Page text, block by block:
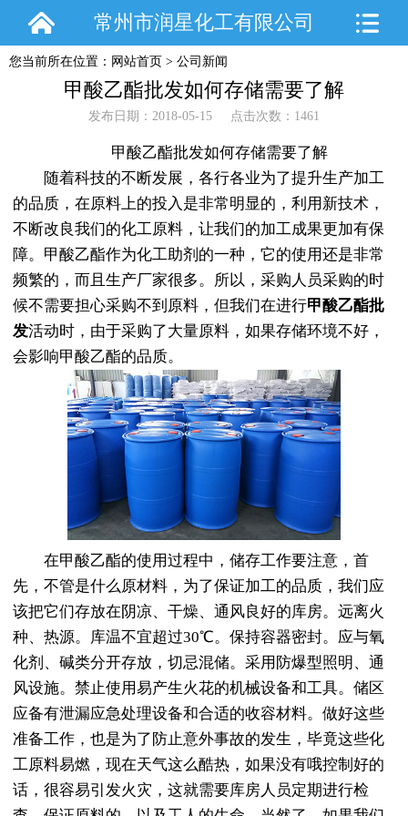
常州市润星化工有限公司
您当前所在位置： 网站首页 > 公司新闻
甲酸乙酯批发如何存储需要了解
发布日期：2018-05-15 点击次数：1461
甲酸乙酯批发如何存储需要了解
随着科技的不断发展，各行各业为了提升生产加工
的品质，在原料上的投入是非常明显的，利用新技术，
不断改良我们的化工原料，让我们的加工成果更加有保
障。甲酸乙酯作为化工助剂的一种，它的使用还是非常
频繁的，而且生产厂家很多。所以，采购人员采购的时
候不需要担心采购不到原料，但我们在进行甲酸乙酯批
发活动时，由于采购了大量原料，如果存储环境不好，
会影响甲酸乙酯的品质。
在甲酸乙酯的使用过程中，储存工作要注意，首
先，不管是什么原材料，为了保证加工的品质，我们应
该把它们存放在阴凉、干燥、通风良好的库房。远离火
种、热源。库温不宜超过30℃。保持容器密封。应与氧
化剂、碱类分开存放，切忌混储。采用防爆型照明、通
风设施。禁止使用易产生火花的机械设备和工具。储区
应备有泄漏应急处理设备和合适的收容材料。做好这些
准备工作，也是为了防止意外事故的发生，毕竟这些化
工原料易燃，现在天气这么酷热，如果没有哦控制好的
话，很容易引发火灾，这就需要库房人员定期进行检